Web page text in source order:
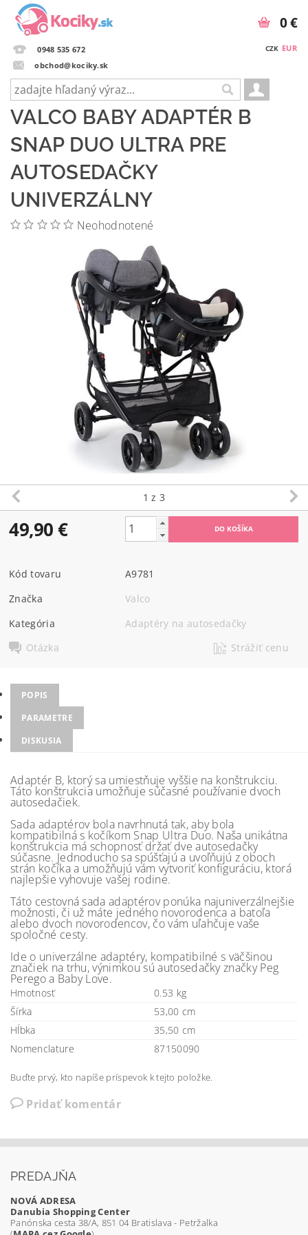
0948 535 672
obchod@kociky.sk
CZK EUR
0 €
VALCO BABY ADAPTÉR B
SNAP DUO ULTRA PRE
AUTOSEDAČKY
UNIVERZÁLNY
Neohodnotené
1 z 3
49,90 €
Kód tovaru
A9781
Značka
Valco
Kategória
Adaptéry na autosedačky
Otázka
Strážiť cenu
POPIS
PARAMETRE
DISKUSIA
Adaptér B, ktorý sa umiestňuje vyššie na konštrukciu.
Táto konštrukcia umožňuje súčasné používanie dvoch
autosedačiek.
Sada adaptérov bola navrhnutá tak, aby bola
kompatibilná s kočíkom Snap Ultra Duo. Naša unikátna
konštrukcia má schopnosť držať dve autosedačky
súčasne. Jednoducho sa spúšťajú a uvoľňujú z oboch
strán kočíka a umožňujú vám vytvoriť konfiguráciu, ktorá
najlepšie vyhovuje vašej rodine.
Táto cestovná sada adaptérov ponúka najuniverzálnejšie
možnosti, či už máte jedného novorodenca a batoľa
alebo dvoch novorodencov, čo vám uľahčuje vaše
spoločné cesty.
Ide o univerzálne adaptéry, kompatibilné s väčšinou
značiek na trhu, výnimkou sú autosedačky značky Peg
Perego a Baby Love.
Hmotnosť
0.53 kg
Šírka
53,00 cm
Hĺbka
35,50 cm
Nomenclature
87150090
Buďte prvý, kto napíše príspevok k tejto položke.
Pridať komentár
PREDAJŇA
NOVÁ ADRESA
Danubia Shopping Center
Panónska cesta 38/A, 851 04 Bratislava - Petržalka